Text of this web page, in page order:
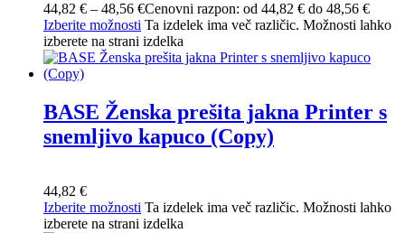
44,82 € – 48,56 €Cenovni razpon: od 44,82 € do 48,56 €
Izberite možnosti Ta izdelek ima več različic. Možnosti lahko
izberete na strani izdelka
BASE Ženska prešita jakna Printer s
snemljivo kapuco (Copy)
44,82 €
Izberite možnosti Ta izdelek ima več različic. Možnosti lahko
izberete na strani izdelka